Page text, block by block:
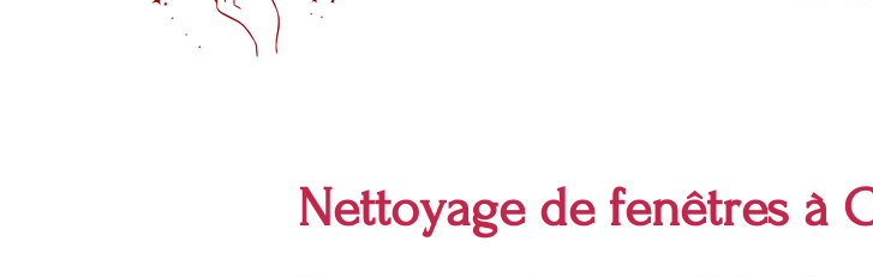
Nettoyage de fenêtres à